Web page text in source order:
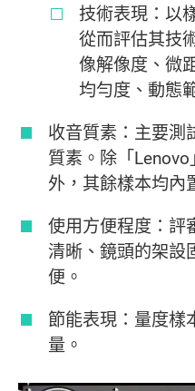
技術表現：以
從而評估其技
像解像度、微
均勻度、動態
收音質素：主要測
質素。除「Lenovo
外，其餘樣本均內
使用方便程度：評
清晰、鏡頭的架設
便。
節能表現：量度樣
量。